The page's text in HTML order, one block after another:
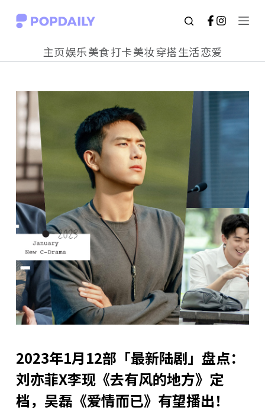
S
t
o
n
t
e
n
主页娱乐美食打卡美妆穿搭生活恋爱
2023年1月12部「最新陆剧」盘点：
刘亦菲X李现《去有风的地方》定
档，吴磊《爱情而已》有望播出！